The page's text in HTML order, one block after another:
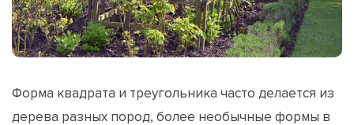
Форма квадрата и треугольника часто делается из
дерева разных пород, более необычные формы в